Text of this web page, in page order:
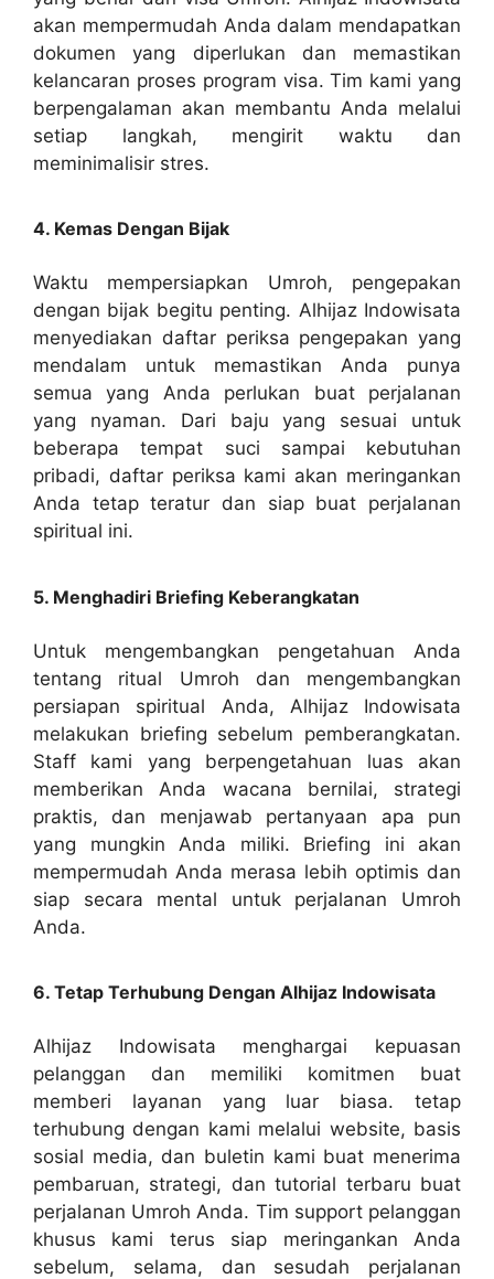
akan mempermudah Anda dalam mendapatkan
dokumen yang diperlukan dan memastikan
kelancaran proses program visa. Tim kami yang
berpengalaman akan membantu Anda melalui
setiap langkah, mengirit waktu dan
meminimalisir stres.
4. Kemas Dengan Bijak
Waktu mempersiapkan Umroh, pengepakan
dengan bijak begitu penting. Alhijaz Indowisata
menyediakan daftar periksa pengepakan yang
mendalam untuk memastikan Anda punya
semua yang Anda perlukan buat perjalanan
yang nyaman. Dari baju yang sesuai untuk
beberapa tempat suci sampai kebutuhan
pribadi, daftar periksa kami akan meringankan
Anda tetap teratur dan siap buat perjalanan
spiritual ini.
5. Menghadiri Briefing Keberangkatan
Untuk mengembangkan pengetahuan Anda
tentang ritual Umroh dan mengembangkan
persiapan spiritual Anda, Alhijaz Indowisata
melakukan briefing sebelum pemberangkatan.
Staff kami yang berpengetahuan luas akan
memberikan Anda wacana bernilai, strategi
praktis, dan menjawab pertanyaan apa pun
yang mungkin Anda miliki. Briefing ini akan
mempermudah Anda merasa lebih optimis dan
siap secara mental untuk perjalanan Umroh
Anda.
6. Tetap Terhubung Dengan Alhijaz Indowisata
Alhijaz Indowisata menghargai kepuasan
pelanggan dan memiliki komitmen buat
memberi layanan yang luar biasa. tetap
terhubung dengan kami melalui website, basis
sosial media, dan buletin kami buat menerima
pembaruan, strategi, dan tutorial terbaru buat
perjalanan Umroh Anda. Tim support pelanggan
khusus kami terus siap meringankan Anda
sebelum, selama, dan sesudah perjalanan